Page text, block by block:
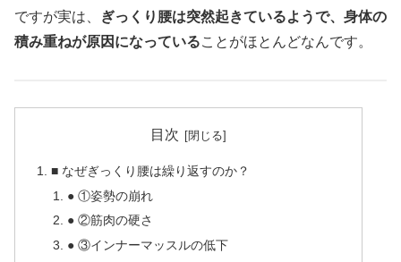
ですが実は、
ぎっくり腰は突然起きているようで、身体の
積み重ねが原因になっていることがほとんどなんです。
目次
■ なぜぎっくり腰は繰り返すのか？
● ①姿勢の崩れ
● ②筋肉の硬さ
● ③インナーマッスルの低下